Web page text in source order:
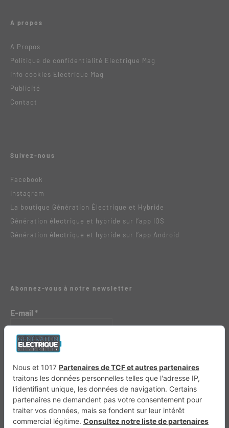
A propos
A Propos
Politique de confidentialité Electrique Mag
info cookies Electrique Mag
Publicité
Contact
Suivez-nous
Facebook
Instagram
La boutique Génération Électrique et Hybride
Génération électrique et hybride sur l’app IOS
Génération électrique et hybride sur l’app Android
Abonnez-vous à notre newsletter
E-mail *
Génération 4×4 Génération Sans Permis VTTAE.fr FullAttack MX2K